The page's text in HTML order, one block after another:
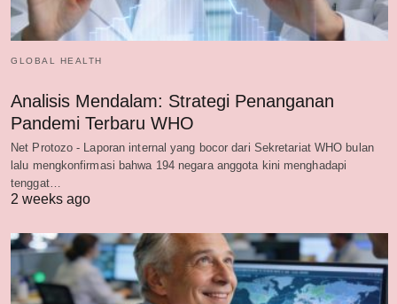
GLOBAL HEALTH
Analisis Mendalam: Strategi Penanganan
Pandemi Terbaru WHO
Net Protozo - Laporan internal yang bocor dari Sekretariat WHO bulan
lalu mengkonfirmasi bahwa 194 negara anggota kini menghadapi
tenggat…
2 weeks ago